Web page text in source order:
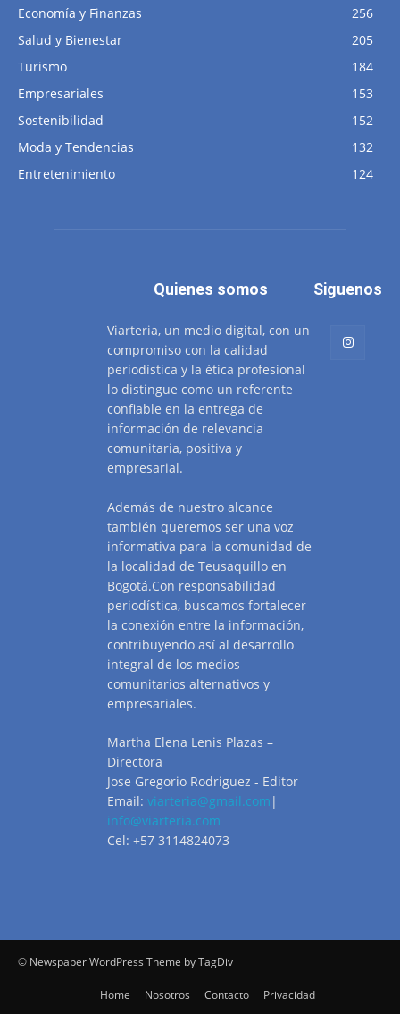
Economía y Finanzas
256
Salud y Bienestar
205
Turismo
184
Empresariales
153
Sostenibilidad
152
Moda y Tendencias
132
Entretenimiento
124
Quienes somos
Viarteria, un medio digital, con un
compromiso con la calidad
periodística y la ética profesional
lo distingue como un referente
confiable en la entrega de
información de relevancia
comunitaria, positiva y
empresarial.
Además de nuestro alcance
también queremos ser una voz
informativa para la comunidad de
la localidad de Teusaquillo en
Bogotá.Con responsabilidad
periodística, buscamos fortalecer
la conexión entre la información,
contribuyendo así al desarrollo
integral de los medios
comunitarios alternativos y
empresariales.
Martha Elena Lenis Plazas –
Directora
Jose Gregorio Rodriguez - Editor
Email: viarteria@gmail.com |
info@viarteria.com
Cel: +57 3114824073
Siguenos
© Newspaper WordPress Theme by TagDiv
Home Nosotros Contacto Privacidad